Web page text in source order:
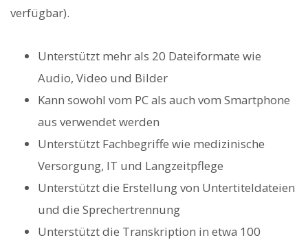
verfügbar).
Unterstützt mehr als 20 Dateiformate wie
Audio, Video und Bilder
Kann sowohl vom PC als auch vom Smartphone
aus verwendet werden
Unterstützt Fachbegriffe wie medizinische
Versorgung, IT und Langzeitpflege
Unterstützt die Erstellung von Untertiteldateien
und die Sprechertrennung
Unterstützt die Transkription in etwa 100